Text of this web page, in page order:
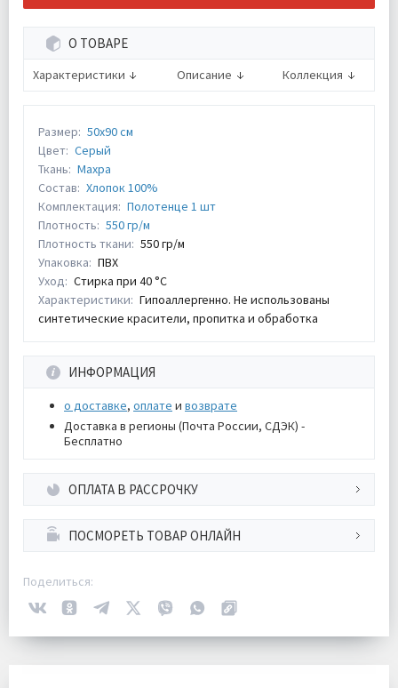
О ТОВАРЕ
Характеристики Описание Коллекция
Размер: 50х90 см
Цвет: Серый
Ткань: Махра
Состав: Хлопок 100%
Комплектация: Полотенце 1 шт
Плотность: 550 гр/м
Плотность ткани: 550 гр/м
Упаковка: ПВХ
Уход: Стирка при 40 °С
Характеристики: Гипоаллергенно. Не использованы
синтетические красители, пропитка и обработка
ИНФОРМАЦИЯ
о доставке, оплате и возврате
Доставка в регионы (Почта России, СДЭК) -
Бесплатно
ОПЛАТА В РАССРОЧКУ
ПОСМОРЕТЬ ТОВАР ОНЛАЙН
Поделиться: